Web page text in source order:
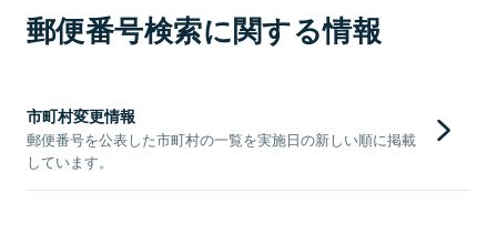
郵便番号検索に関する情報
市町村変更情報
郵便番号を公表した市町村の一覧を実施日の新しい順に掲載
しています。